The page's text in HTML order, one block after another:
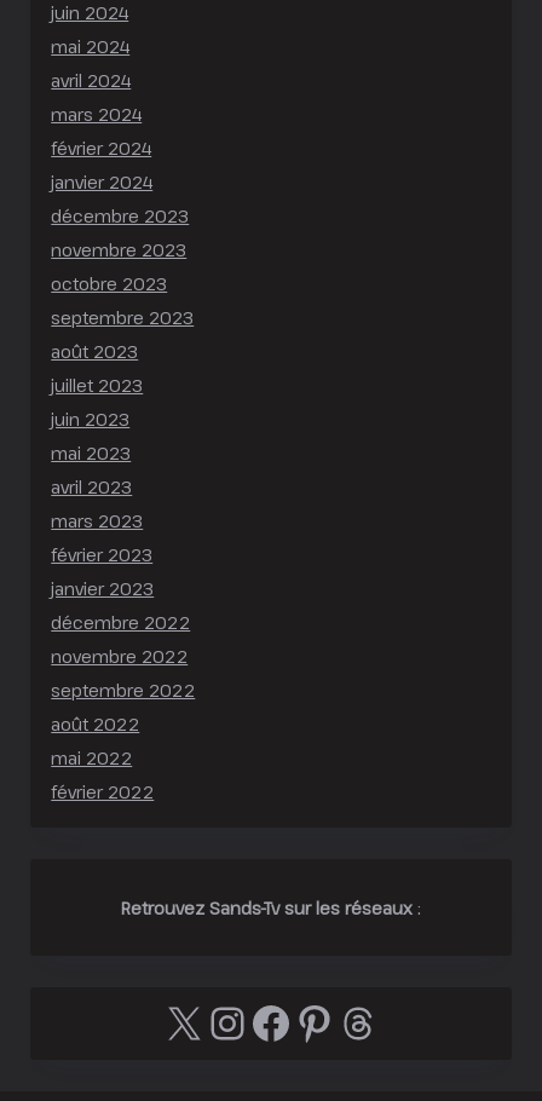
juin 2024
mai 2024
avril 2024
mars 2024
février 2024
janvier 2024
décembre 2023
novembre 2023
octobre 2023
septembre 2023
août 2023
juillet 2023
juin 2023
mai 2023
avril 2023
mars 2023
février 2023
janvier 2023
décembre 2022
novembre 2022
septembre 2022
août 2022
mai 2022
février 2022
Retrouvez Sands-Tv sur les réseaux :
X Instagram
Facebook
Pinterest
Threads